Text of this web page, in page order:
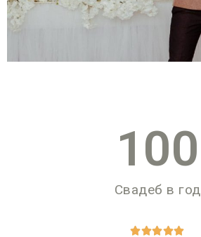
100
Свадеб в год
